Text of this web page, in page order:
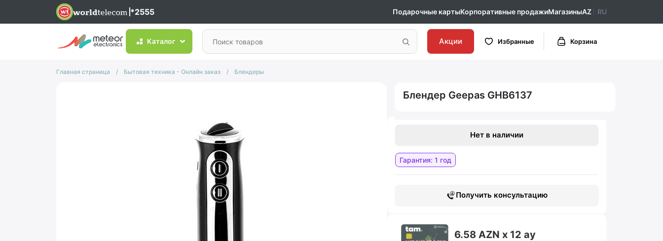
*2555 Подарочные картыКорпоративные продажиМагазиныAZ RU
Каталог Акции Избранные Корзина
Главная страница / Бытовая техника - Онлайн заказ / Блендеры
Блендер Geepas GHB6137
Нет в наличии
Гарантия: 1 год
Получить консультацию
6.58 AZN x 12 ay